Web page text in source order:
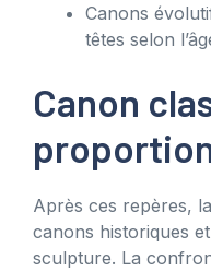
Canons
têtes selon
Canon
Après ces repères,
canons historiques
sculpture. La